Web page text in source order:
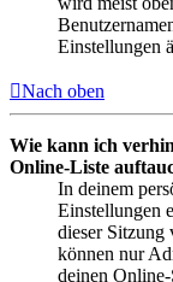
Einstellungen
Nach oben
Wie kann ich
Online-Liste
In deinem
Einstellungen
dieser Sitzung
können nur
deinen